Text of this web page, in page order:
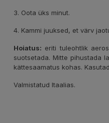
3. Oota üks minut.
4. Kammi juuksed, et värv
Hoiatus: eriti tuleohtlik
suotsetada. Mitte pihustada
kättesaamatus kohas.
Valmistatud Itaalias.